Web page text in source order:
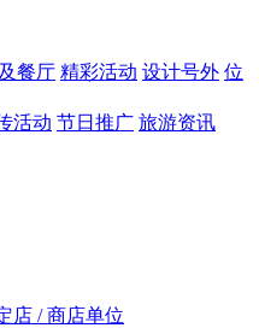
餐厅 精彩活动 设计号外 位
活动 节日推广 旅游资讯
店 / 商店单位